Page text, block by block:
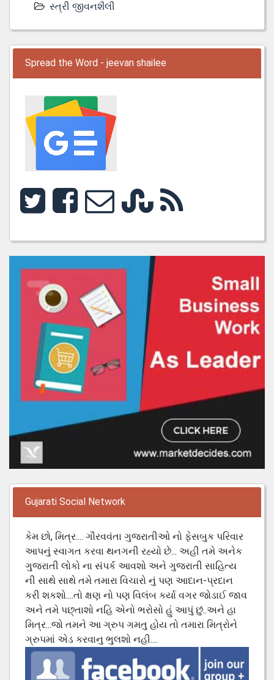
સ્ત્રી જીવનશૈલી
Spread the Word - jeevan shailee
Gujarati Social Network
કેમ છો, મિત્ર.... ગૌરવવંતા ગુજરાતીઓ નો ફેસબુક પરિવાર
આપનું સ્વાગત કરવા થનગની રહ્યો છે... અહી તમે અનેક
ગુજરાતી લોકો ના સંપર્ક આવશો અને ગુજરાતી સાહિત્ય
ની સાથે સાથે તમે તમારા વિચારો નું પણ આદાન-પ્રદાન
કરી શકશો....તો ક્ષણ નો પણ વિલંબ કર્યા વગર જોડાઈ જાવ
અને તમે પછ્તાશો નહિ એનો ભરોસો હું આપું છું..અને હા
મિત્ર...જો તમને આ ગ્રુપ ગમતુ હોય તો તમારા મિત્રોને
ગ્રુપમાં એડ કરવાનુ ભુલશો નહી....